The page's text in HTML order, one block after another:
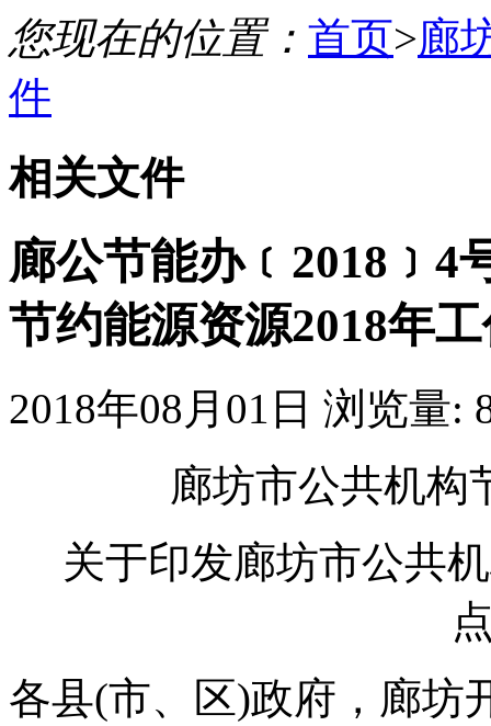
您现在的位置： 首页>廊
件
相关文件
廊公节能办﹝2018﹞4
节约能源资源2018年
2018年08月01日 浏览量:
廊坊市公共机构
关于印发廊坊市公共
各县(市、区)政府，廊坊